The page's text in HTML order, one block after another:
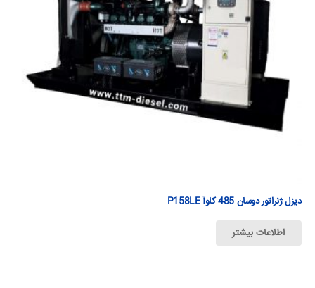
دیزل ژنراتور دوسان 485 كاوآ P158LE
اطلاعات بیشتر